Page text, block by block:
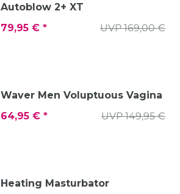
Autoblow 2+ XT
UVP 169,00 €
79,95 € *
Waver Men Voluptuous Vagina
UVP 149,95 €
64,95 € *
Heating Masturbator